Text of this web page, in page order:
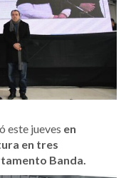
este jueves en
en tres
Banda.